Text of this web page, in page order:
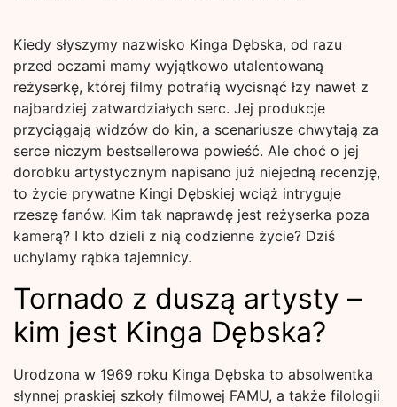
Kiedy słyszymy nazwisko Kinga Dębska, od razu
przed oczami mamy wyjątkowo utalentowaną
reżyserkę, której filmy potrafią wycisnąć łzy nawet z
najbardziej zatwardziałych serc. Jej produkcje
przyciągają widzów do kin, a scenariusze chwytają za
serce niczym bestsellerowa powieść. Ale choć o jej
dorobku artystycznym napisano już niejedną recenzję,
to życie prywatne Kingi Dębskiej wciąż intryguje
rzeszę fanów. Kim tak naprawdę jest reżyserka poza
kamerą? I kto dzieli z nią codzienne życie? Dziś
uchylamy rąbka tajemnicy.
Tornado z duszą artysty –
kim jest Kinga Dębska?
Urodzona w 1969 roku Kinga Dębska to absolwentka
słynnej praskiej szkoły filmowej FAMU, a także filologii